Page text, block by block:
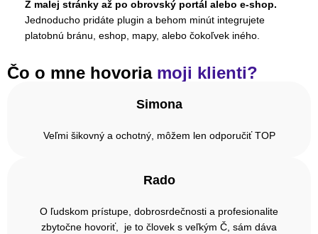
Z malej stránky až po obrovský portál alebo e-shop.
Jednoducho pridáte plugin a behom minút integrujete
platobnú bránu, eshop, mapy, alebo čokoľvek iného.
Čo o mne hovoriamoji klienti?
Simona
Veľmi šikovný a ochotný, môžem len odporučiť TOP
Rado
O ľudskom prístupe, dobrosrdečnosti a profesionalite
zbytočne hovoriť, je to človek s veľkým Č, sám dáva